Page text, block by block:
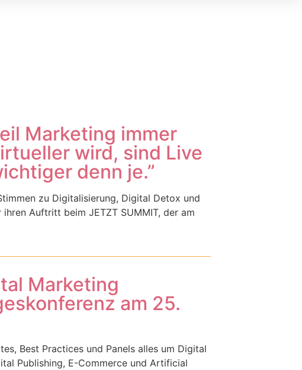
Marketing immer
wird, sind Live
denn je.”
zu Digitalisierung, Digital Detox und
Auftritt beim JETZT SUMMIT, der am
Marketing
am 25.
Best Practices und Panels alles um Digital
Publishing, E-Commerce und Artificial